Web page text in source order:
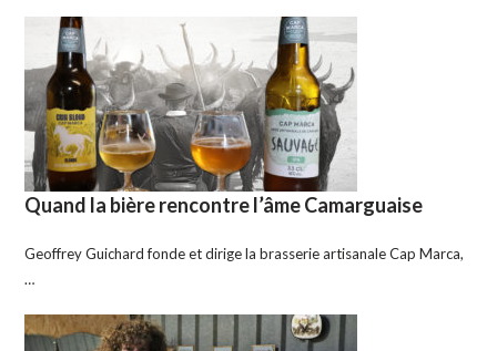
Quand la bière rencontre l’âme Camarguaise
Geoffrey Guichard fonde et dirige la brasserie artisanale Cap Marca,
…